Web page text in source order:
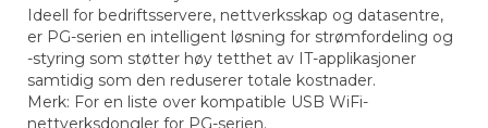
Ideell for bedriftsservere, nettverksskap og datasentre,
er PG-serien en intelligent løsning for strømfordeling og
-styring som støtter høy tetthet av IT-applikasjoner
samtidig som den reduserer totale kostnader.
Merk: For en liste over kompatible USB WiFi-
nettverksdongler for PG-serien.